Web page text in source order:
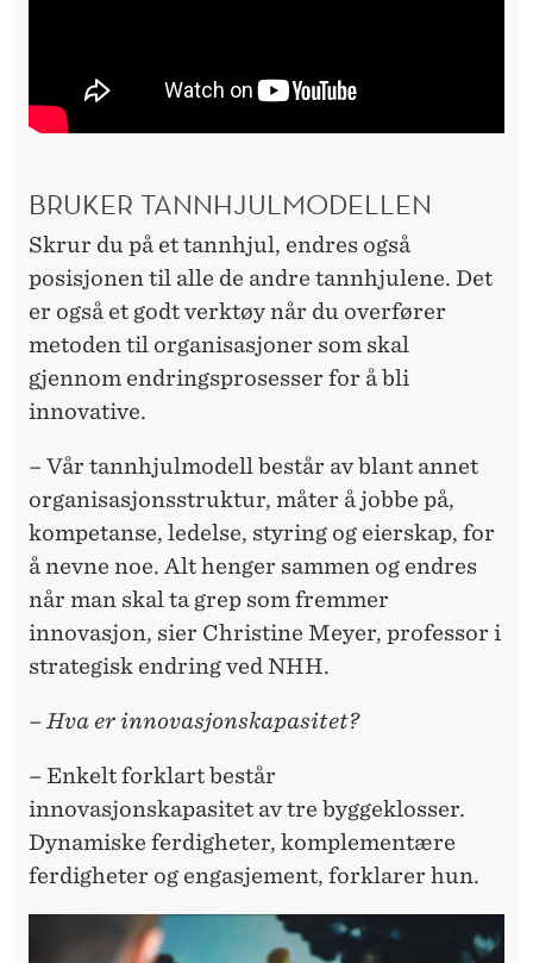
BRUKER TANNHJULMODELLEN
Skrur du på et tannhjul, endres også
posisjonen til alle de andre tannhjulene. Det
er også et godt verktøy når du overfører
metoden til organisasjoner som skal
gjennom endringsprosesser for å bli
innovative.
– Vår tannhjulmodell består av blant annet
organisasjonsstruktur, måter å jobbe på,
kompetanse, ledelse, styring og eierskap, for
å nevne noe. Alt henger sammen og endres
når man skal ta grep som fremmer
innovasjon, sier Christine Meyer, professor i
strategisk endring ved NHH.
– Hva er innovasjonskapasitet?
– Enkelt forklart består
innovasjonskapasitet av tre byggeklosser.
Dynamiske ferdigheter, komplementære
ferdigheter og engasjement, forklarer hun.